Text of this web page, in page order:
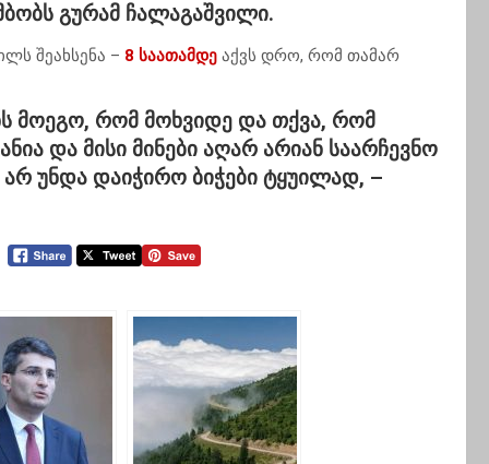
გურამ ჩალაგაშვილი.
შეახსენა – 8 საათამდე აქვს დრო, რომ თამარ
მოეგო, რომ მოხვიდე და თქვა, რომ
და მისი მინები აღარ არიან საარჩევნო
უნდა დაიჭირო ბიჭები ტყუილად, –